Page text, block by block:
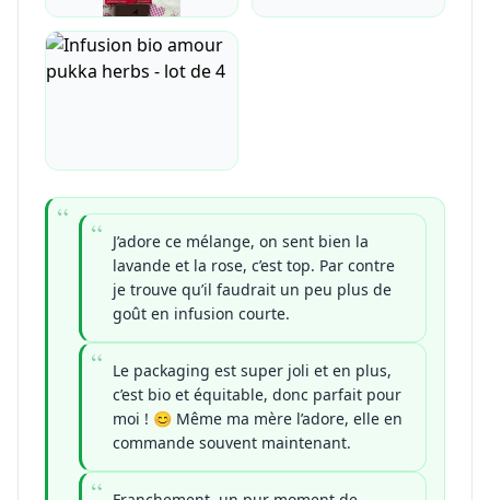
J’adore ce mélange, on sent bien la
lavande et la rose, c’est top. Par contre
je trouve qu’il faudrait un peu plus de
goût en infusion courte.
Le packaging est super joli et en plus,
c’est bio et équitable, donc parfait pour
moi ! 😊 Même ma mère l’adore, elle en
commande souvent maintenant.